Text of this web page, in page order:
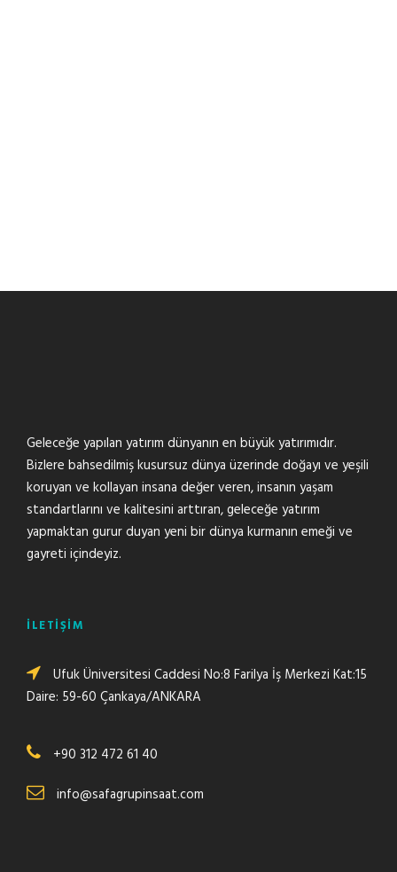
Geleceğe yapılan yatırım dünyanın en büyük yatırımıdır.
Bizlere bahsedilmiş kusursuz dünya üzerinde doğayı ve yeşili
koruyan ve kollayan insana değer veren, insanın yaşam
standartlarını ve kalitesini arttıran, geleceğe yatırım
yapmaktan gurur duyan yeni bir dünya kurmanın emeği ve
gayreti içindeyiz.
İLETİŞİM
Ufuk Üniversitesi Caddesi No:8 Farilya İş Merkezi Kat:15
Daire: 59-60 Çankaya/ANKARA
+90 312 472 61 40
info@safagrupinsaat.com